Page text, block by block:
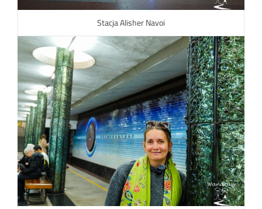
Stacja Alisher Navoi